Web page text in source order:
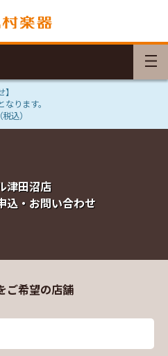
ります。
込）
津田沼店
込・お問い合わせ
ご希望の店舗